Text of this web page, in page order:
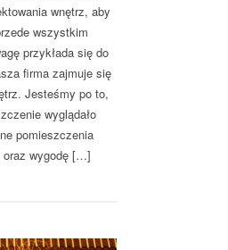
wnętrz, aby
wszystkim
przykłada się do
firma zajmuje się
Jesteśmy po to,
wyglądało
pomieszczenia
oraz wygodę […]